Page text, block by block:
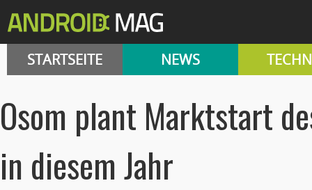
STARTSEITE NEWS
Osom plant Marktstart
in diesem Jahr